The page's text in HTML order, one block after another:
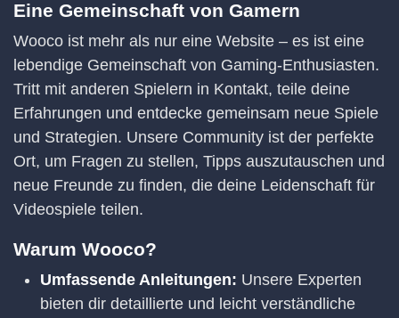
Eine Gemeinschaft von Gamern
Wooco ist mehr als nur eine Website – es ist eine
lebendige Gemeinschaft von Gaming-Enthusiasten.
Tritt mit anderen Spielern in Kontakt, teile deine
Erfahrungen und entdecke gemeinsam neue Spiele
und Strategien. Unsere Community ist der perfekte
Ort, um Fragen zu stellen, Tipps auszutauschen und
neue Freunde zu finden, die deine Leidenschaft für
Videospiele teilen.
Warum Wooco?
Umfassende Anleitungen: Unsere Experten
bieten dir detaillierte und leicht verständliche